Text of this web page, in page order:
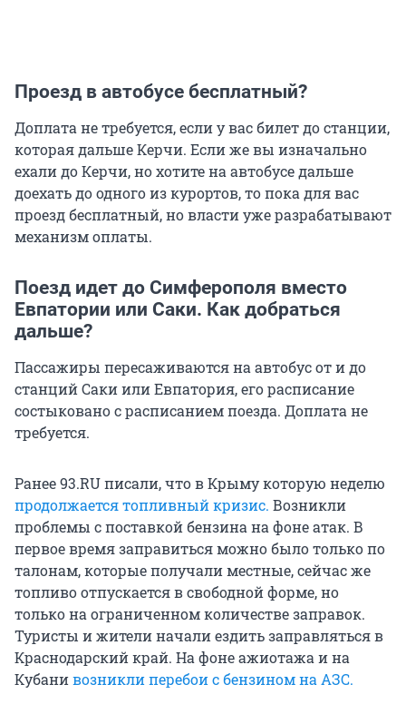
Проезд в автобусе бесплатный?
Доплата не требуется, если у вас билет до станции,
которая дальше Керчи. Если же вы изначально
ехали до Керчи, но хотите на автобусе дальше
доехать до одного из курортов, то пока для вас
проезд бесплатный, но власти уже разрабатывают
механизм оплаты.
Поезд идет до Симферополя вместо
Евпатории или Саки. Как добраться
дальше?
Пассажиры пересаживаются на автобус от и до
станций Саки или Евпатория, его расписание
состыковано с расписанием поезда. Доплата не
требуется.
Ранее 93.RU писали, что в Крыму которую неделю
продолжается топливный кризис. Возникли
проблемы с поставкой бензина на фоне атак. В
первое время заправиться можно было только по
талонам, которые получали местные, сейчас же
топливо отпускается в свободной форме, но
только на ограниченном количестве заправок.
Туристы и жители начали ездить заправляться в
Краснодарский край. На фоне ажиотажа и на
Кубанивозникли перебои с бензином на АЗС.